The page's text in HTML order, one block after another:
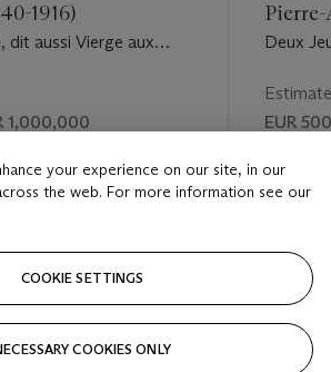
1916)
dit aussi Vierge aux
1,000,000
Pierre-
Deux
Estimate
EUR
Price
EUR
PREVIOUS SLIDE BUTTON
your experience on our site, in our
the web. For more information see our
COOKIE SETTINGS
COOKIES ONLY